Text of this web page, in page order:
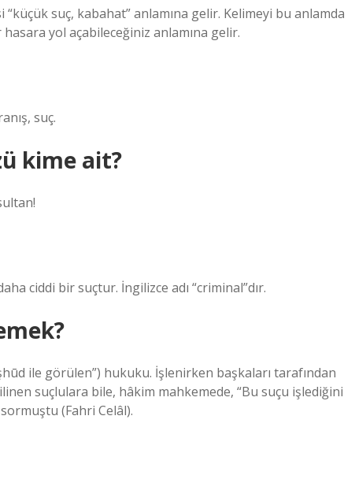
suç, kabahat” anlamına gelir. Kelimeyi bu anlamda
yol açabileceğiniz anlamına gelir.
suç.
kime ait?
ciddi bir suçtur. İngilizce adı “criminal”dır.
suçlulara bile, hâkim mahkemede, “Bu suçu işlediğini
(Fahri Celâl).